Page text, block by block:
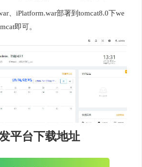
、iPlatform.war部署到tomcat8.0下we
即可。
平台下载地址